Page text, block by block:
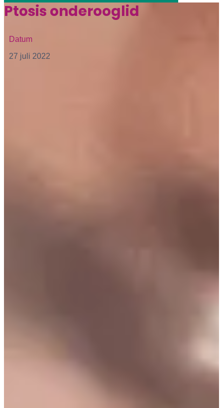
Ptosis onderooglid
Datum
27 juli 2022